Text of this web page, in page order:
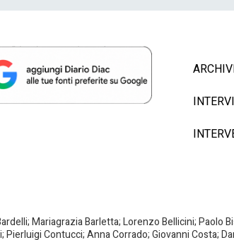
Mariagrazia Barletta; Lorenzo Bellicini; Paolo
Contucci; Anna Corrado; Giovanni Costa;